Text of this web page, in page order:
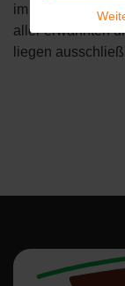
im Besitze ihrer
aller erwähnten
liegen